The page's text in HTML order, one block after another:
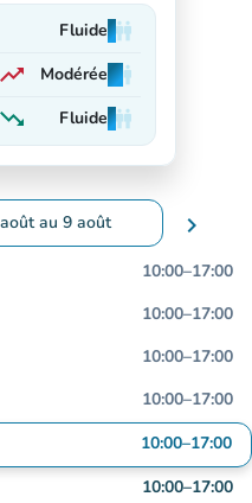
Fluideman
man
man
trending_up Modéréeman
man
man
trending_down
baisse
Fluideman
man
man
au 9 août
pour changer de
chevron_right
10:00–17:00
10:00–17:00
10:00–17:00
10:00–17:00
10:00–17:00
10:00–17:00